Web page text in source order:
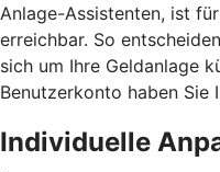
Anlage-Assistenten, ist
erreichbar. So
sich um Ihre Geldanlage
Benutzerkonto haben Sie
Individuelle